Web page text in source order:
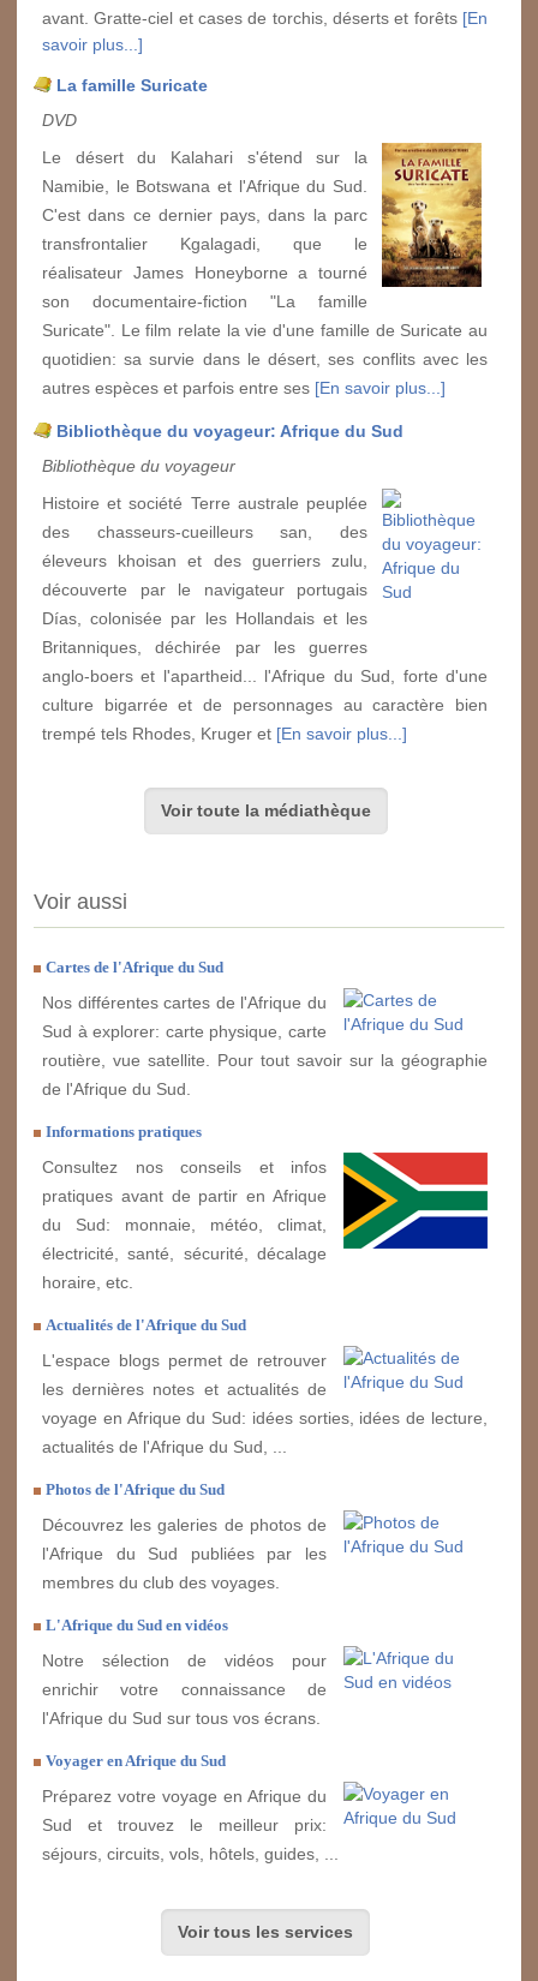
avant. Gratte-ciel et cases de torchis, déserts et forêts [En
savoir plus...]
La famille Suricate
DVD
Le désert du Kalahari s'étend sur la
Namibie, le Botswana et l'Afrique du Sud.
C'est dans ce dernier pays, dans la parc
transfrontalier Kgalagadi, que le
réalisateur James Honeyborne a tourné
son documentaire-fiction "La famille
Suricate". Le film relate la vie d'une famille de Suricate au
quotidien: sa survie dans le désert, ses conflits avec les
autres espèces et parfois entre ses [En savoir plus...]
Bibliothèque du voyageur: Afrique du Sud
Bibliothèque du voyageur
Histoire et société Terre australe peuplée
des chasseurs-cueilleurs san, des
éleveurs khoisan et des guerriers zulu,
découverte par le navigateur portugais
Días, colonisée par les Hollandais et les
Britanniques, déchirée par les guerres
anglo-boers et l'apartheid... l'Afrique du Sud, forte d'une
culture bigarrée et de personnages au caractère bien
trempé tels Rhodes, Kruger et [En savoir plus...]
Voir toute la médiathèque
Voir aussi
Cartes de l'Afrique du Sud
Nos différentes cartes de l'Afrique du
Sud à explorer: carte physique, carte
routière, vue satellite. Pour tout savoir sur la géographie
de l'Afrique du Sud.
Informations pratiques
Consultez nos conseils et infos
pratiques avant de partir en Afrique
du Sud: monnaie, météo, climat,
électricité, santé, sécurité, décalage
horaire, etc.
Actualités de l'Afrique du Sud
L'espace blogs permet de retrouver
les dernières notes et actualités de
voyage en Afrique du Sud: idées sorties, idées de lecture,
actualités de l'Afrique du Sud, ...
Photos de l'Afrique du Sud
Découvrez les galeries de photos de
l'Afrique du Sud publiées par les
membres du club des voyages.
L'Afrique du Sud en vidéos
Notre sélection de vidéos pour
enrichir votre connaissance de
l'Afrique du Sud sur tous vos écrans.
Voyager en Afrique du Sud
Préparez votre voyage en Afrique du
Sud et trouvez le meilleur prix:
séjours, circuits, vols, hôtels, guides, ...
Voir tous les services